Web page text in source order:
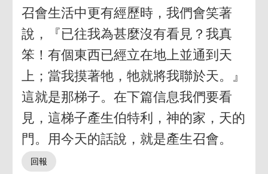
召會生活中更有經歷時，我們會笑著
說，『已往我為甚麼沒有看見？我真
笨！有個東西已經立在地上並通到天
上；當我摸著牠，牠就將我聯於天。』
這就是那梯子。在下篇信息我們要看
見，這梯子產生伯特利，神的家，天的
門。用今天的話說，就是產生召會。